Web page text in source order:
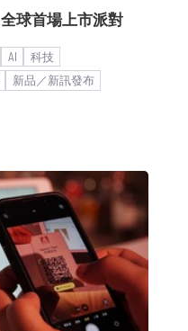
全球首場上市派對
AI
科技
新品／新訊發布